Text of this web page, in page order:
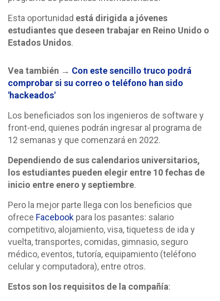
Esta oportunidad está dirigida a jóvenes
estudiantes que deseen trabajar en Reino Unido o
Estados Unidos.
Vea también → Con este sencillo truco podrá
comprobar si su correo o teléfono han sido
'hackeados'
Los beneficiados son los ingenieros de software y
front-end, quienes podrán ingresar al programa de
12 semanas y que comenzará en 2022.
Dependiendo de sus calendarios universitarios,
los estudiantes pueden elegir entre 10 fechas de
inicio entre enero y septiembre.
Pero la mejor parte llega con los beneficios que
ofrece Facebook para los pasantes: salario
competitivo, alojamiento, visa, tiquetess de ida y
vuelta, transportes, comidas, gimnasio, seguro
médico, eventos, tutoría, equipamiento (teléfono
celular y computadora), entre otros.
Estos son los requisitos de la compañía: